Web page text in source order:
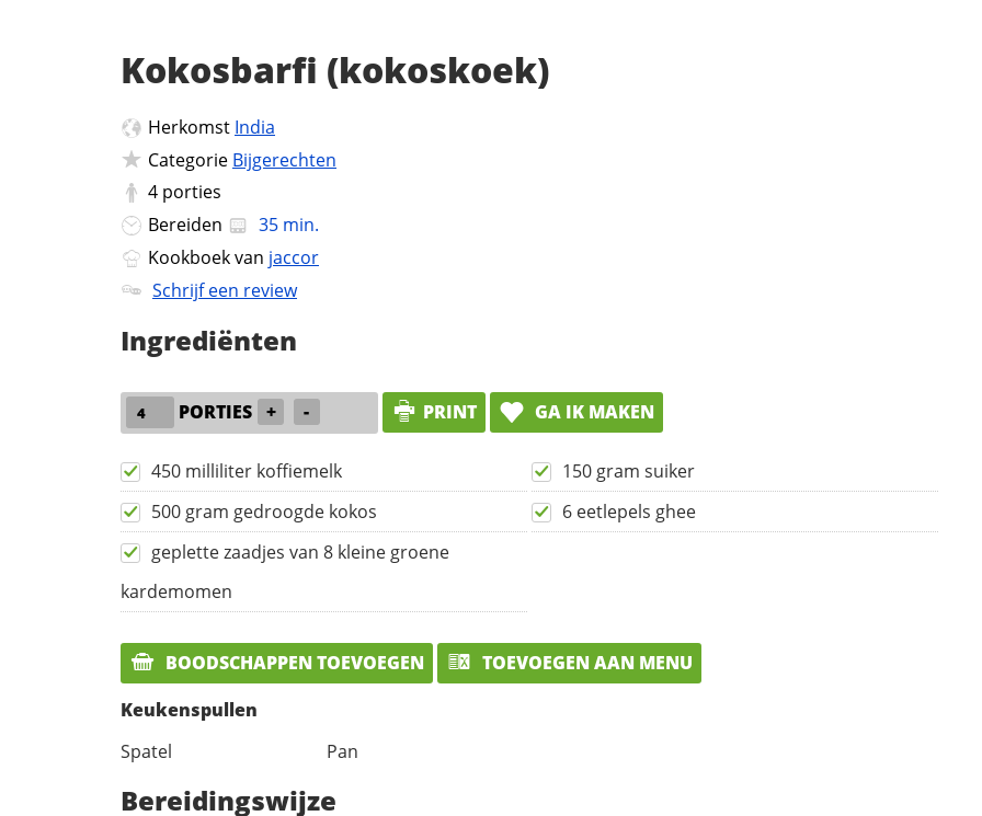
Kokosbarfi (kokoskoek)
Herkomst India
Categorie Bijgerechten
4 porties
Bereiden
35 min.
Kookboek van jaccor
Schrijf een review
Ingrediënten
PORTIES + - PRINT GA IK MAKEN
450 milliliter koffiemelk
150 gram suiker
500 gram gedroogde kokos
6 eetlepels ghee
geplette zaadjes van 8 kleine groene
kardemomen
BOODSCHAPPEN TOEVOEGEN
TOEVOEGEN AAN MENU
Keukenspullen
Spatel
Pan
Bereidingswijze